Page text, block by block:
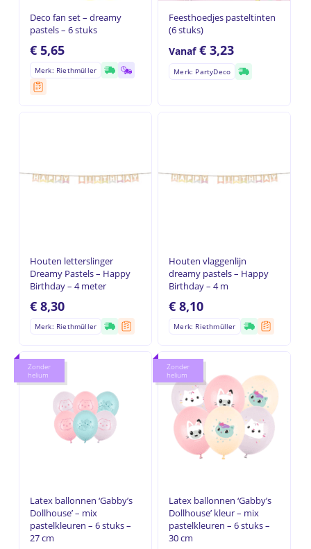
Deco fan set – dreamy
pastels – 6 stuks
€5,65
Merk: Riethmüller
Feesthoedjes pasteltinten
(6 stuks)
Vanaf€3,23
Merk: PartyDeco
Houten letterslinger
Dreamy Pastels – Happy
Birthday – 4 meter
€8,30
Merk: Riethmüller
Houten vlaggenlijn
dreamy pastels – Happy
Birthday – 4 m
€ 8,10
Merk: Riethmüller
Zonder
helium
Latex ballonnen ‘Gabby’s
Dollhouse’ – mix
pastelkleuren – 6 stuks –
27 cm
Zonder
helium
Latex ballonnen ‘Gabby’s
Dollhouse’ kleur – mix
pastelkleuren – 6 stuks –
30 cm